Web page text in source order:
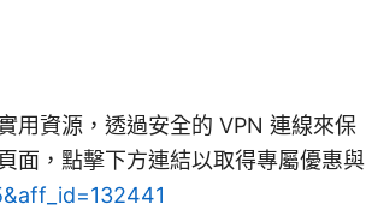
用資源，透過安全的 VPN 連線來保
面，點擊下方連結以取得專屬優惠與